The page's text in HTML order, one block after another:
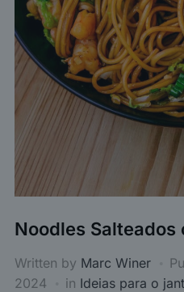
Noodles Salteados
Written by Marc Winer
2024
in Ideias para o